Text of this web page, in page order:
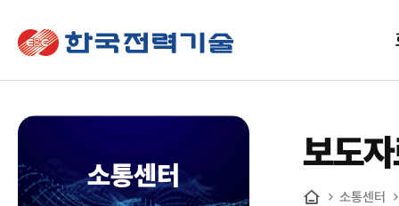
한국전력기술
소통센터
보도
소통센터